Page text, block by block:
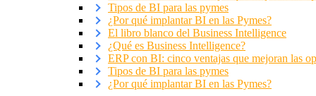
Tipos de BI para las pymes
¿Por qué implantar BI en las Pymes?
El libro blanco del Business Intelligence
¿Qué es Business Intelligence?
ERP con BI: cinco ventajas que mejoran las
Tipos de BI para las pymes
¿Por qué implantar BI en las Pymes?